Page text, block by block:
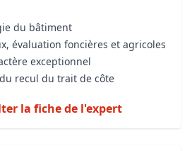
du bâtiment
évaluation foncières et agricoles
exceptionnel
recul du trait de côte
la fiche de l'expert